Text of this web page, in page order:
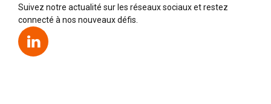
Suivez notre actualité sur les réseaux sociaux et restez
connecté à nos nouveaux défis.